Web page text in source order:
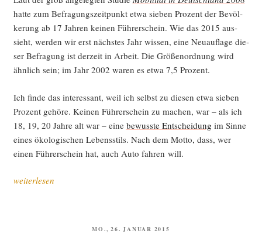
ter
ermög­
li­
chen“
hat­te zum Befra­gungs­zeit­punkt etwa sie­ben Pro­zent der Bevöl­
ke­rung ab 17 Jah­ren kei­nen Füh­rer­schein. Wie das 2015 aus­
sieht, wer­den wir erst nächs­tes Jahr wis­sen, eine Neu­auf­la­ge die­
ser Befra­gung ist der­zeit in Arbeit. Die Grö­ßen­ord­nung wird
ähn­lich sein; im Jahr 2002 waren es etwa 7,5 Prozent.
Ich fin­de das inter­es­sant, weil ich selbst zu die­sen etwa sie­ben
Pro­zent gehö­re. Kei­nen Füh­rer­schein zu machen, war – als ich
18, 19, 20 Jah­re alt war – eine bewuss­te Ent­schei­dung im Sin­ne
eines öko­lo­gi­schen Lebens­stils. Nach dem Mot­to, dass, wer
einen Füh­rer­schein hat, auch Auto fah­ren will.
„Der
weiterlesen
VERÖFFENTLICHT
MO., 26. JANUAR 2015